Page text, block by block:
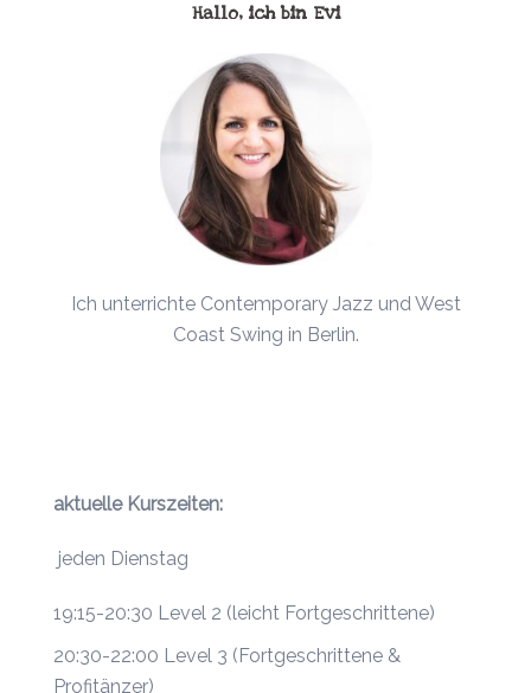
Hallo, ich bin Evi
Ich unterrichte Contemporary Jazz undWest
Coast Swing in Berlin.
aktuelle Kurszeiten:
jeden Dienstag
19:15-20:30 Level 2 (leicht Fortgeschrittene)
20:30-22:00 Level 3 (Fortgeschrittene &
Profitänzer)